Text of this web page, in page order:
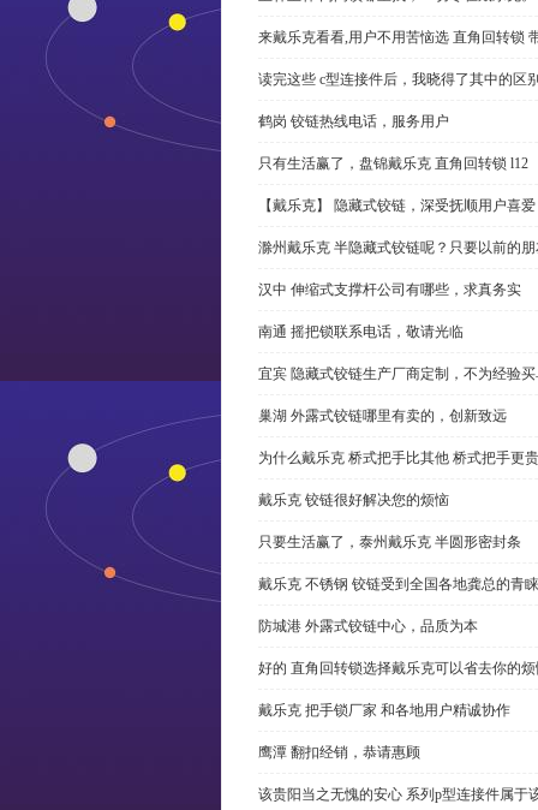
来戴乐克看看,用户不用苦恼选 直角回转锁
读完这些 c型连接件后，我晓得了其中的区
鹤岗 铰链热线电话，服务用户
只有生活赢了，盘锦戴乐克 直角回转锁 l12
【戴乐克】 隐藏式铰链，深受抚顺用户喜
滁州戴乐克 半隐藏式铰链呢？只要以前的
汉中 伸缩式支撑杆公司有哪些，求真务实
南通 摇把锁联系电话，敬请光临
宜宾 隐藏式铰链生产厂商定制，不为经验
巢湖 外露式铰链哪里有卖的，创新致远
为什么戴乐克 桥式把手比其他 桥式把手更
戴乐克 铰链很好解决您的烦恼
只要生活赢了，泰州戴乐克 半圆形密封条
戴乐克 不锈钢 铰链受到全国各地龚总的青睐
防城港 外露式铰链中心，品质为本
好的 直角回转锁选择戴乐克可以省去你的
戴乐克 把手锁厂家 和各地用户精诚协作
鹰潭 翻扣经销，恭请惠顾
该贵阳当之无愧的安心 系列p型连接件属于